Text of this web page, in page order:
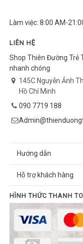
Làm việc: 8:00 AM-
LIÊN HỆ
Shop Thiên Đường Trẻ
nhanh chóng
145C Nguyễn Ảnh
Hồ Chí Minh
090 7719 188
Hướng dẫn
Hỗ trợ khách hàng
HÌNH THỨC THANH